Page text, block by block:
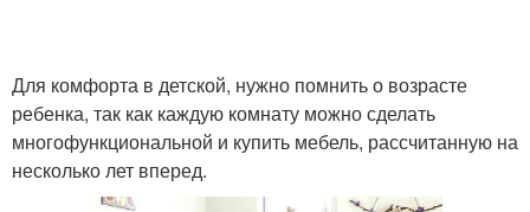
Для комфорта в детской, нужно помнить о возрасте
ребенка, так как каждую комнату можно сделать
многофункциональной и купить мебель, рассчитанную на
несколько лет вперед.